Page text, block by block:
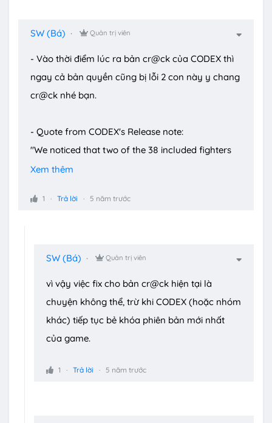
SW (Bá) Quản trị viên
- Vào thời điểm lúc ra bản cr@ck của CODEX thì
ngay cả bản quyền cũng bị lỗi 2 con này y chang
cr@ck nhé bạn.
- Quote from CODEX's Release note:
"We noticed that two of the 38 included fighters
(Gorilla and Robin) can have some small
attacks. The slower your cpu, the more noticeable
bugs left in the legit version.
The way our cr@ck works is that it reads a huge
amount of encrypted code, (including the code
that the anti-tamper tries to overwrite) and
some slowdowns thanks to Denuvo and the devs."
Xem thêm
1 Trả lời 5 năm trước
SW (Bá) Quản trị viên
vì vậy việc fix cho bản cr@ck hiện tại là
chuyện không thể, trừ khi CODEX (hoặc nhóm
khác) tiếp tục bẻ khóa phiên bản mới nhất
của game.
1 Trả lời 5 năm trước